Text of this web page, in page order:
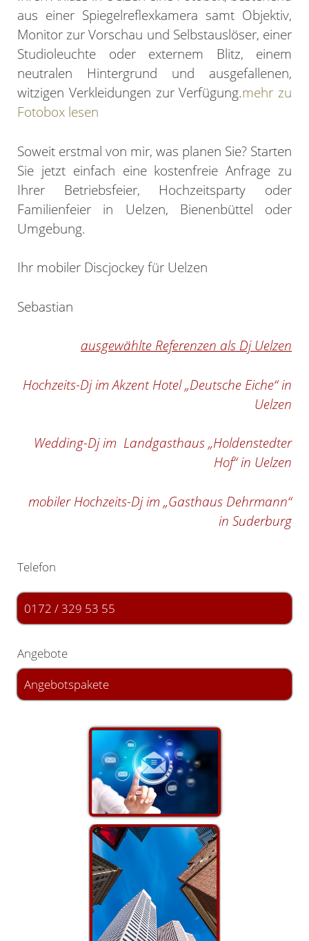
aus einer Spiegelreflexkamera samt Objektiv,
Monitor zur Vorschau und Selbstauslöser, einer
Studioleuchte oder externem Blitz, einem
neutralen Hintergrund und ausgefallenen,
witzigen Verkleidungen zur Verfügung.mehr zu
Fotobox lesen
Soweit erstmal von mir, was planen Sie? Starten
Sie jetzt einfach eine kostenfreie Anfrage zu
Ihrer Betriebsfeier, Hochzeitsparty oder
Familienfeier in Uelzen, Bienenbüttel oder
Umgebung.
Ihr mobiler Discjockey für Uelzen
Sebastian
ausgewählte Referenzen als Dj Uelzen
Hochzeits-Dj im Akzent Hotel „Deutsche Eiche“ in
Uelzen
Wedding-Dj im Landgasthaus „Holdenstedter
Hof“ in Uelzen
mobiler Hochzeits-Dj im „Gasthaus Dehrmann“
in Suderburg
Telefon
0172 / 329 53 55
Angebote
Angebotspakete